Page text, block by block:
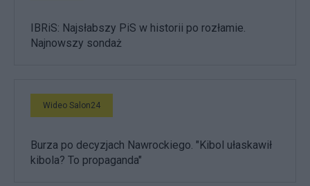
IBRiS: Najsłabszy PiS w historii po rozłamie.
Najnowszy sondaż
Wideo Salon24
Burza po decyzjach Nawrockiego. "Kibol ułaskawił
kibola? To propaganda"